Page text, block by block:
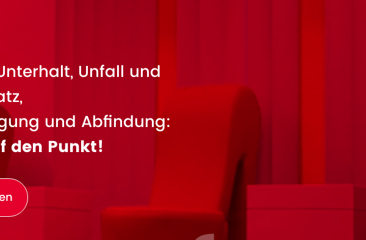
Unfall und
und Abfindung:
den Punkt!